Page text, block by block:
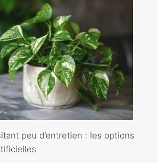
peu d’entretien : les options